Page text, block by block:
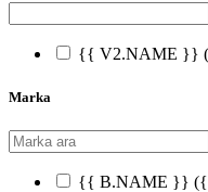
{{ V2.NAME }}
Marka
{{ B.NAME }}